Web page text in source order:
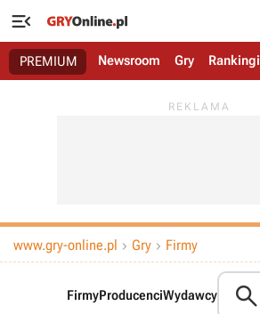

PREMIUM Newsroom Gry Rankingi
www.gry-online.pl  Gry  Firmy
FirmyProducenciWydawcy 